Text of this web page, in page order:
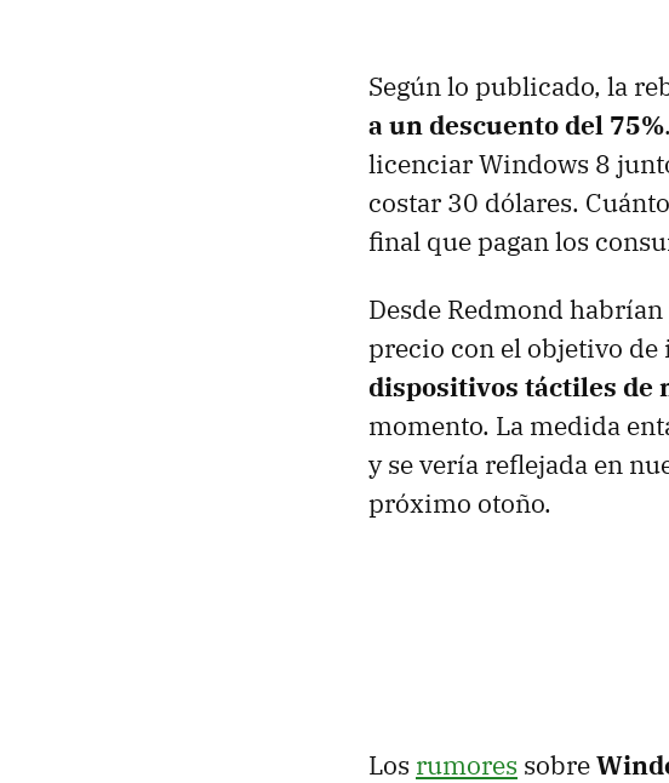
Según lo publicado, la
a un descuento del 75%
licenciar Windows 8
costar 30 dólares.
final que pagan los
Desde Redmond
precio con el objetivo
dispositivos táctiles de
momento. La medida
y se vería reflejada en
próximo otoño.
Los rumores sobre